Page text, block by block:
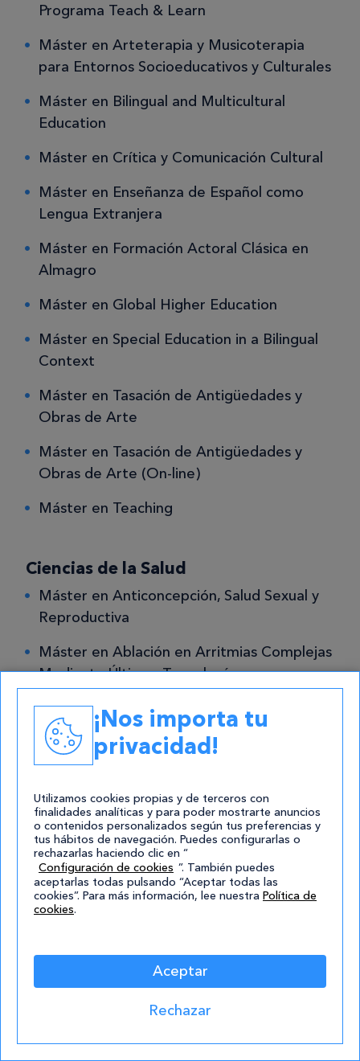
Programa Teach & Learn
Máster en Arteterapia y Musicoterapia
para Entornos Socioeducativos y Culturales
Máster en Bilingual and Multicultural
Education
Máster en Crítica y Comunicación Cultural
Máster en Enseñanza de Español como
Lengua Extranjera
Máster en Formación Actoral Clásica en
Almagro
Máster en Global Higher Education
Máster en Special Education in a Bilingual
Context
Máster en Tasación de Antigüedades y
Obras de Arte
Máster en Tasación de Antigüedades y
Obras de Arte (On-line)
Máster en Teaching
Ciencias de la Salud
Máster en Anticoncepción, Salud Sexual y
Reproductiva
Máster en Ablación en Arritmias Complejas
Mediante Últimas Tecnologías
Máster en Actualizaciones y Novedades en
Cardiología
Máster en Anticoncepción, Salud Sexual y
Máster en Atención Farmacéutica
Comunitaria
Máster en Atención Farmacéutica Integral
en Todos los Niveles Asistenciales
Comunitaria
Máster en Calidad de Vida y Cuidados
Médico-Estéticos del Paciente Oncológico
Máster en Calidad, Seguridad Alimentaria,
¡Nos importa tu
privacidad!
Utilizamos cookies propias y de terceros con
finalidades analíticas y para poder mostrarte anuncios
o contenidos personalizados según tus preferencias y
tus hábitos de navegación. Puedes configurarlas o
rechazarlas haciendo clic en “
Configuración de cookies ”. También puedes
aceptarlas todas pulsando “Aceptar todas las
cookies”. Para más información, lee nuestra Política de
cookies.
Aceptar
Rechazar